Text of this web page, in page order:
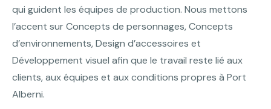
qui guident les équipes de production. Nous mettons
l’accent sur Concepts de personnages, Concepts
d’environnements, Design d’accessoires et
Développement visuel afin que le travail reste lié aux
clients, aux équipes et aux conditions propres à Port
Alberni.